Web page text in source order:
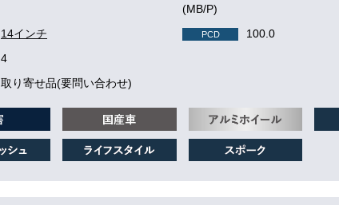
(MB/P)
14インチ PCD 100.0
4
取り寄せ品(要問い合わせ)